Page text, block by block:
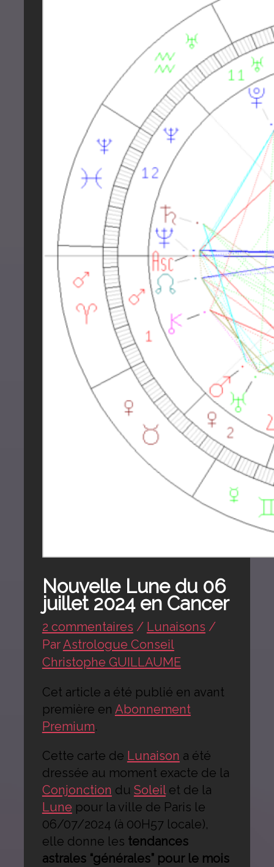
Nouvelle Lune du 06
juillet 2024 en Cancer
2 commentaires / Lunaisons /
ParAstrologue Conseil
Christophe GUILLAUME
Cet article a été publié en avant
première en Abonnement
Premium.
Cette carte de Lunaison a été
dressée au moment exacte de la
Conjonction du Soleilet de la
Lune pour la ville de Paris le
06/07/2024 (à 00H57 locale),
elle donne les tendances
astrales “générales” pour le mois